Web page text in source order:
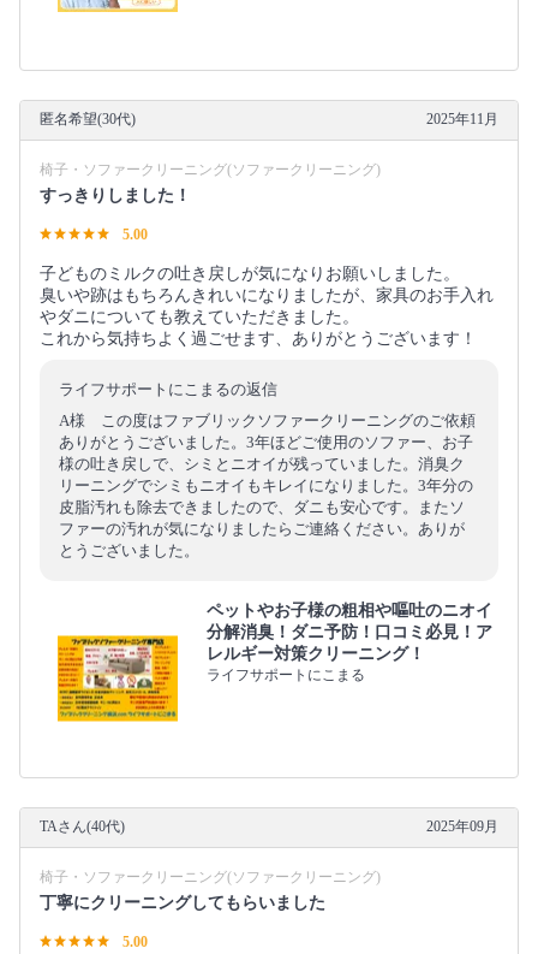
匿名希望(30代) 2025年11月
椅子・ソファークリーニング(ソファークリーニング)
すっきりしました！
5.00
子どものミルクの吐き戻しが気になりお願いしました。
臭いや跡はもちろんきれいになりましたが、家具のお手入れ
やダニについても教えていただきました。
これから気持ちよく過ごせます、ありがとうございます！
ライフサポートにこまるの返信
A様 この度はファブリックソファークリーニングのご依頼
ありがとうございました。3年ほどご使用のソファー、お子
様の吐き戻しで、シミとニオイが残っていました。消臭ク
リーニングでシミもニオイもキレイになりました。3年分の
皮脂汚れも除去できましたので、ダニも安心です。またソ
ファーの汚れが気になりましたらご連絡ください。ありが
とうございました。
ペットやお子様の粗相や嘔吐のニオイ
分解消臭！ダニ予防！口コミ必見！ア
レルギー対策クリーニング！
ライフサポートにこまる
TAさん(40代) 2025年09月
椅子・ソファークリーニング(ソファークリーニング)
丁寧にクリーニングしてもらいました
5.00